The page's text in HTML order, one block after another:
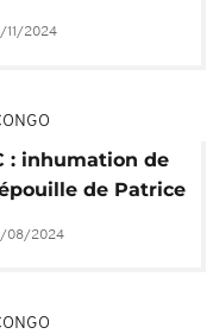
11/2024
: inhumation de
de Patrice
08/2024